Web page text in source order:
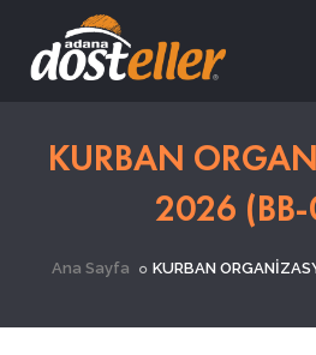
KURBAN
2026
Ana Sayfa KURBAN